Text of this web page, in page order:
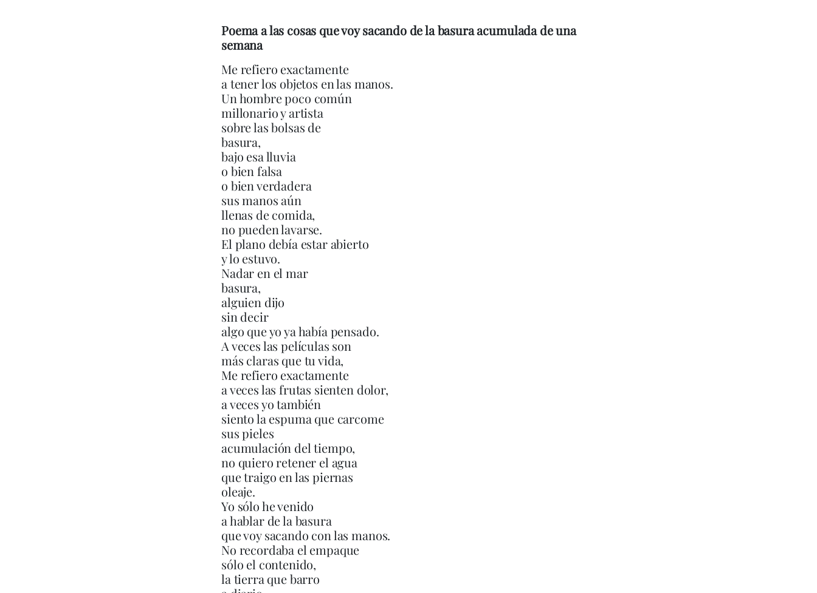
Poema a las cosas que voy sacando de la basura acumulada de una
semana
Me refiero exactamente
a tener los objetos en las manos.
Un hombre poco común
millonario y artista
sobre las bolsas de
basura,
bajo esa lluvia
o bien falsa
o bien verdadera
sus manos aún
llenas de comida,
no pueden lavarse.
El plano debía estar abierto
y lo estuvo.
Nadar en el mar
basura,
alguien dijo
sin decir
algo que yo ya había pensado.
A veces las películas son
más claras que tu vida,
Me refiero exactamente
a veces las frutas sienten dolor,
a veces yo también
siento la espuma que carcome
sus pieles
acumulación del tiempo,
no quiero retener el agua
que traigo en las piernas
oleaje.
Yo sólo he venido
a hablar de la basura
que voy sacando con las manos.
No recordaba el empaque
sólo el contenido,
la tierra que barro